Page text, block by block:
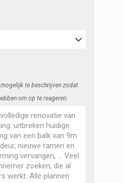
te beschrijven zodat
om op te reageren.